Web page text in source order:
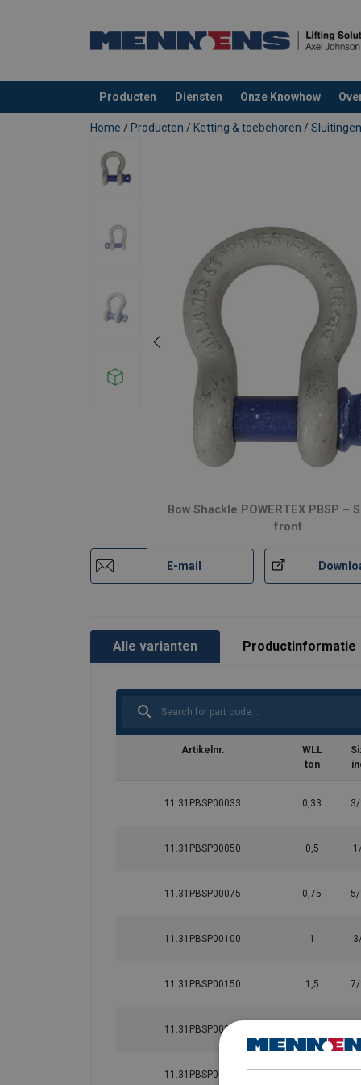
Producten Diensten Onze Knowhow
toegevoegd aan uw offerte
Home / Producten / Ketting & toebehoren / Sluitingen
Bow Shackle POWERTEX PBSP –
front
E-mail
Alle varianten Productinformatie
Artikelnr.
WLL
ton
11.31PBSP00033 0,33
11.31PBSP00050 0,5
11.31PBSP00075 0,75
11.31PBSP00100 1
11.31PBSP00150 1,5 7/
11.31PBSP00200
11.31PBSP00325
Materiaal: